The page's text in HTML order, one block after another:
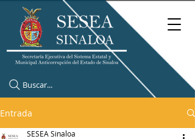
Buscar...
Entrada
SESEA Sinaloa